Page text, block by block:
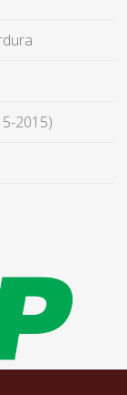
2015)